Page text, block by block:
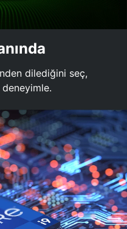
dilediğini seç,
deneyimle.